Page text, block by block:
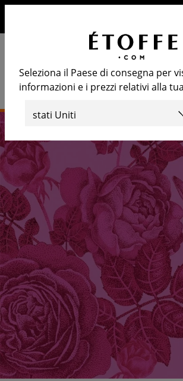
Seleziona il Paese di consegna per
informazioni e i prezzi relativi alla